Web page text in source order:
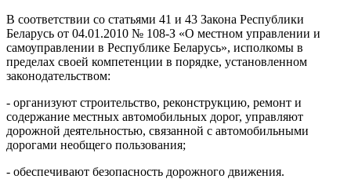
В соответствии со статьями 41 и 43 Закона Республики
Беларусь от 04.01.2010 № 108-З «О местном управлении и
самоуправлении в Республике Беларусь», исполкомы в
пределах своей компетенции в порядке, установленном
законодательством:
- организуют строительство, реконструкцию, ремонт и
содержание местных автомобильных дорог, управляют
дорожной деятельностью, связанной с автомобильными
дорогами необщего пользования;
- обеспечивают безопасность дорожного движения.